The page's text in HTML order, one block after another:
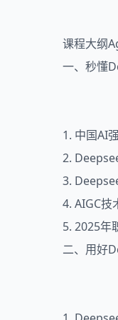
课程大纲
一、秒懂
1. 中国AI
2.
3.
4. AIGC技
5. 2025年
二、用好